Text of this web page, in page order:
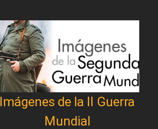
Imágenes de la II Guerra
Mundial